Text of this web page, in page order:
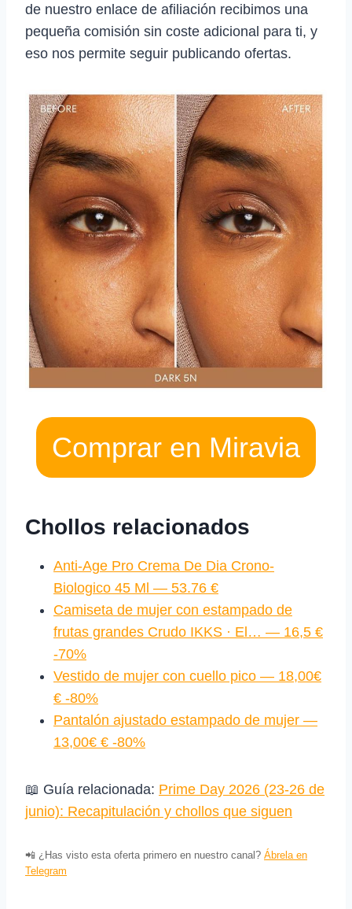
de nuestro enlace de afiliación recibimos una
pequeña comisión sin coste adicional para ti, y
eso nos permite seguir publicando ofertas.
Comprar en Miravia
Chollos relacionados
Anti-Age Pro Crema De Dia Crono-
Biologico 45 Ml — 53.76 €
Camiseta de mujer con estampado de
frutas grandes Crudo IKKS · El… — 16,5 €
-70%
Vestido de mujer con cuello pico — 18,00€
€ -80%
Pantalón ajustado estampado de mujer —
13,00€ € -80%
📖 Guía relacionada: Prime Day 2026 (23‑26 de
junio): Recapitulación y chollos que siguen
📲 ¿Has visto esta oferta primero en nuestro canal? Ábrela en
Telegram